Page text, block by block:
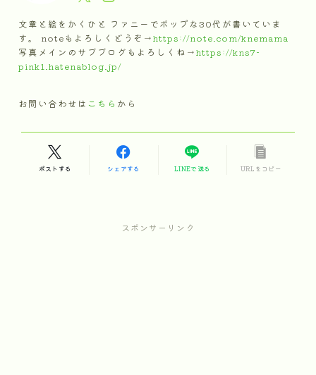
文章と絵をかくひと ファニーでポップな30代が書いていま
す。 noteもよろしくどうぞ→https://note.com/knemama
写真メインのサブブログもよろしくね→https://kns7-
pink1.hatenablog.jp/
お問い合わせは こちら から
ポストする シェアする LINEで送る URLをコピー
スポンサーリンク